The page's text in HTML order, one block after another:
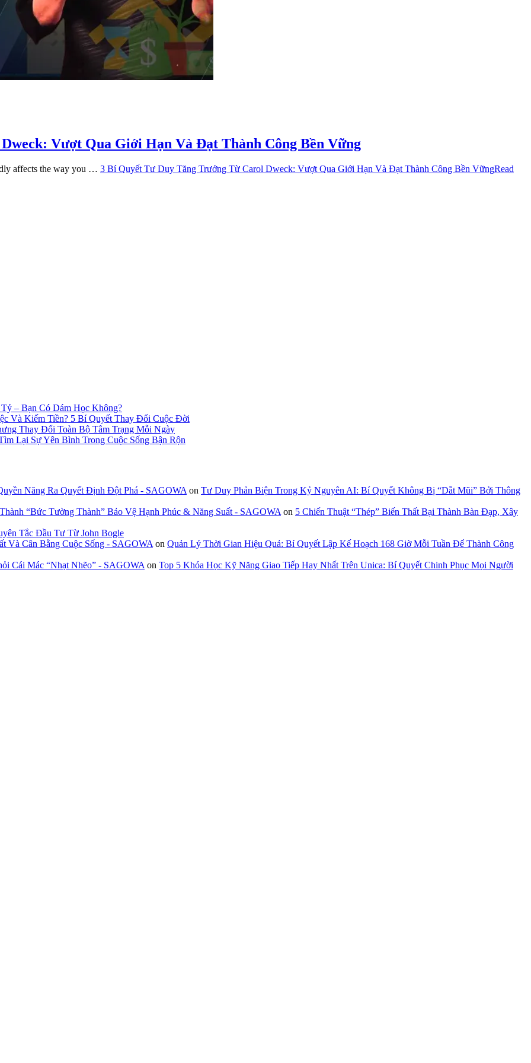
Vượt Qua Giới Hạn Và Đạt Thành Công Bền Vững
affects the way you … 3 Bí Quyết Tư Duy Tăng Trưởng Từ Carol Dweck: Vượt Qua Giới Hạn Và Đạt Thành Công Bền VữngRead
– Bạn Có Dám Học Không?
Và Kiếm Tiền? 5 Bí Quyết Thay Đổi Cuộc Đời
Thay Đổi Toàn Bộ Tâm Trạng Mỗi Ngày
Lại Sự Yên Bình Trong Cuộc Sống Bận Rộn
Năng Ra Quyết Định Đột Phá - SAGOWA on Tư Duy Phản Biện Trong Kỷ Nguyên AI: Bí Quyết Không Bị “Dắt Mũi” Bởi Thông
“Bức Tường Thành” Bảo Vệ Hạnh Phúc & Năng Suất - SAGOWA on 5 Chiến Thuật “Thép” Biến Thất Bại Thành Bàn Đạp, Xây
Tắc Đầu Tư Từ John Bogle
Và Cân Bằng Cuộc Sống - SAGOWA on Quản Lý Thời Gian Hiệu Quả: Bí Quyết Lập Kế Hoạch 168 Giờ Mỗi Tuần Để Thành Công
Cái Mác “Nhạt Nhẽo” - SAGOWA on Top 5 Khóa Học Kỹ Năng Giao Tiếp Hay Nhất Trên Unica: Bí Quyết Chinh Phục Mọi Người